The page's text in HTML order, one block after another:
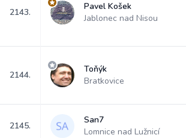
2143.
Pavel Košek
Jablonec nad Nisou
2144.
Toňýk
Bratkovice
2145.
San7
Lomnice nad Lužnicí